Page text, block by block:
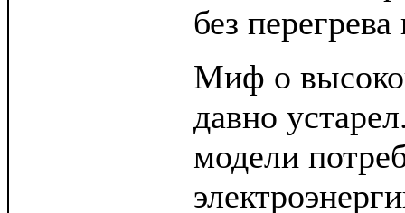
без
Миф о
давно
модели